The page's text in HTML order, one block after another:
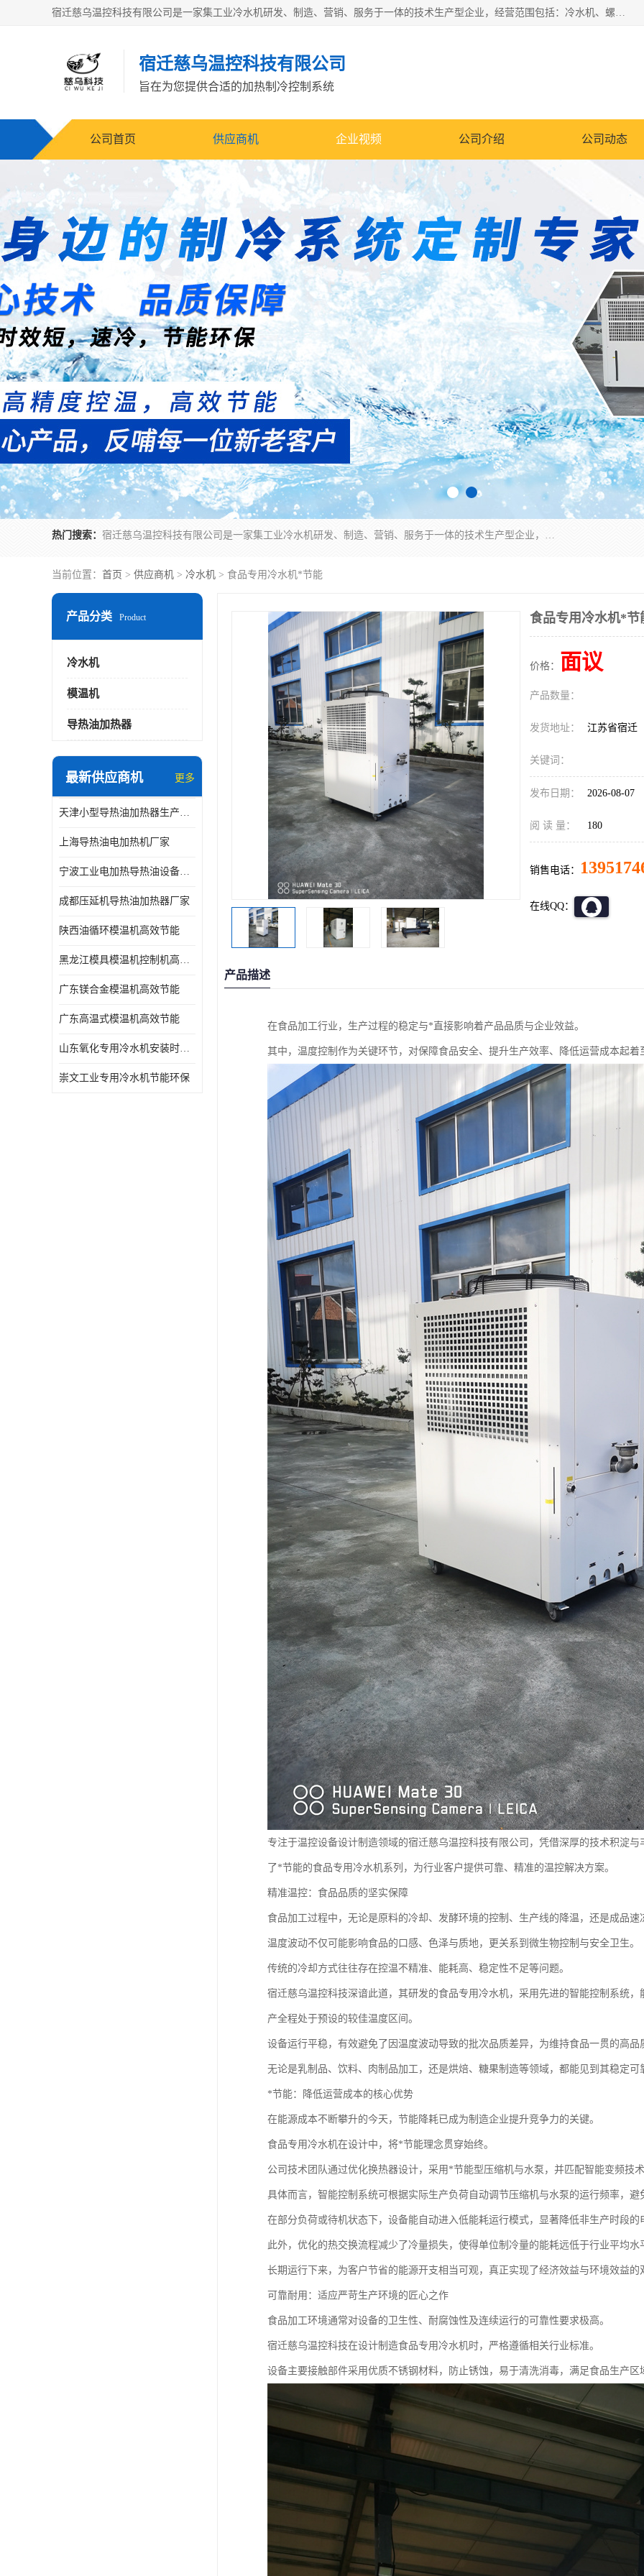
宿迁慈乌温控科技有限公司是一家集工业冷水机研发、制造、营销、服务于一体的技术生产型企业，经营范围包括：冷水机、螺杆式冷水机组、工业冷水机、水冷式冷水机、风冷式冷水机组、风冷螺杆式冷冻机组、冷冻机、注塑专用冷水机、混泥土专用冷水机、低温防爆冷水机组等。专业温控设备供应商 模温机/冷水机/导热油炉定制服务等
宿迁慈乌温控科技有限公司
旨在为您提供合适的加热制冷控制系统
公司首页 供应商机 企业视频 公司介绍 公司动态
热门搜索： 宿迁慈乌温控科技有限公司是一家集工业冷水机研发、制造、营销、服务于一体的技术生产型企业，经营范围包括：冷水机、螺杆式冷水机组、工业冷水机、水冷式冷水机、风冷式冷水机组、风冷螺杆式冷冻机组、冷冻机、注塑专用冷水机、混泥土专用冷水机、低温防爆冷水机组等。专业温控设备供应商 模温机/冷水机/导热油炉定制服务等
当前位置： 首页 > 供应商机 > 冷水机 > 食品专用冷水机*节能
产品分类 Product
冷水机
模温机
导热油加热器
最新供应商机 更多
天津小型导热油加热器生产厂家
上海导热油电加热机厂家
宁波工业电加热导热油设备生产厂家
成都压延机导热油加热器厂家
陕西油循环模温机高效节能
黑龙江模具模温机控制机高效节能
广东镁合金模温机高效节能
广东高温式模温机高效节能
山东氧化专用冷水机安装时效短速冷
崇文工业专用冷水机节能环保
食品专用冷水机*节
价格： 面议
产品数量：
发货地址： 江苏省宿迁
关键词：
发布日期： 2026-08-07
阅 读 量： 180
销售电话：
在线QQ：
产品描述
在食品加工行业，生产过程的稳定与*直接影响着产品品质与企业效益。
其中，温度控制作为关键环节，对保障食品安全、提升生产效率、降低运营成本起着
专注于温控设备设计制造领域的宿迁慈乌温控科技有限公司，凭借深厚的技术积淀
了*节能的食品专用冷水机系列，为行业客户提供可靠、精准的温控解决方案。
精准温控：食品品质的坚实保障
食品加工过程中，无论是原料的冷却、发酵环境的控制、生产线的降温，还是成品
温度波动不仅可能影响食品的口感、色泽与质地，更关系到微生物控制与安全卫生。
传统的冷却方式往往存在控温不精准、能耗高、稳定性不足等问题。
宿迁慈乌温控科技深谙此道，其研发的食品专用冷水机，采用先进的智能控制系统
产全程处于预设的较佳温度区间。
设备运行平稳，有效避免了因温度波动导致的批次品质差异，为维持食品一贯的高
无论是乳制品、饮料、肉制品加工，还是烘焙、糖果制造等领域，都能见到其稳定可
*节能：降低运营成本的核心优势
在能源成本不断攀升的今天，节能降耗已成为制造企业提升竞争力的关键。
食品专用冷水机在设计中，将*节能理念贯穿始终。
公司技术团队通过优化换热器设计，采用*节能型压缩机与水泵，并匹配智能变频技
具体而言，智能控制系统可根据实际生产负荷自动调节压缩机与水泵的运行频率，避
在部分负荷或待机状态下，设备能自动进入低能耗运行模式，显著降低非生产时段的
此外，优化的热交换流程减少了冷量损失，使得单位制冷量的能耗远低于行业平均水
长期运行下来，为客户节省的能源开支相当可观，真正实现了经济效益与环境效益的
可靠耐用：适应严苛生产环境的匠心之作
食品加工环境通常对设备的卫生性、耐腐蚀性及连续运行的可靠性要求极高。
宿迁慈乌温控科技在设计制造食品专用冷水机时，严格遵循相关行业标准。
设备主要接触部件采用优质不锈钢材料，防止锈蚀，易于清洗消毒，满足食品生产区